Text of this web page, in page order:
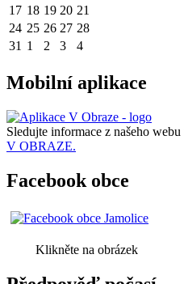
17 18 19 20 21
24 25 26 27 28
31 1 2 3 4
Mobilní aplikace
Sledujte informace z našeho webu
V OBRAZE.
Facebook obce
Klikněte na obrázek